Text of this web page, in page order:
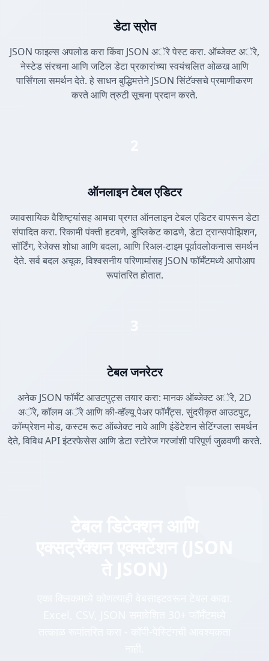
डेटा स्रोत
JSON फाइल्स अपलोड करा किंवा JSON अॅरे पेस्ट करा. ऑब्जेक्ट अॅरे,
नेस्टेड संरचना आणि जटिल डेटा प्रकारांच्या स्वयंचलित ओळख आणि
पार्सिंगला समर्थन देते. हे साधन बुद्धिमत्तेने JSON सिंटॅक्सचे प्रमाणीकरण
करते आणि त्रुटी सूचना प्रदान करते.
ऑनलाइन टेबल एडिटर
व्यावसायिक वैशिष्ट्यांसह आमचा प्रगत ऑनलाइन टेबल एडिटर वापरून डेटा
संपादित करा. रिकामी पंक्ती हटवणे, डुप्लिकेट काढणे, डेटा ट्रान्सपोझिशन,
सॉर्टिंग, रेजेक्स शोधा आणि बदला, आणि रिअल-टाइम पूर्वावलोकनास समर्थन
देते. सर्व बदल अचूक, विश्वसनीय परिणामांसह JSON फॉर्मॅटमध्ये आपोआप
रूपांतरित होतात.
टेबल जनरेटर
अनेक JSON फॉर्मॅट आउटपुट्स तयार करा: मानक ऑब्जेक्ट अॅरे, 2D
अॅरे, कॉलम अॅरे आणि की-व्हॅल्यू पेअर फॉर्मॅट्स. सुंदरीकृत आउटपुट,
कॉम्प्रेशन मोड, कस्टम रूट ऑब्जेक्ट नावे आणि इंडेंटेशन सेटिंग्जला समर्थन
देते, विविध API इंटरफेसेस आणि डेटा स्टोरेज गरजांशी परिपूर्ण जुळवणी करते.